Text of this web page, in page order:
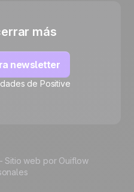
más
newsletter
de Positive
Sitio web por Ouiflow